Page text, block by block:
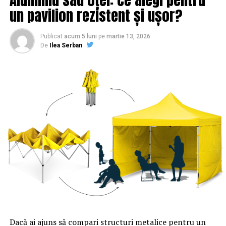
BREAKING NEWS! Protest în Piața Victoriei, după
declanșarea procedurii de revocare a lui Augustin Lazăr
| Sibiul de AZI
un pavilion rezistent și ușor?
Publicat acum 5 luni pe martie 13, 2026
De
Ilea Serban
Dacă ai ajuns să compari structuri metalice pentru un